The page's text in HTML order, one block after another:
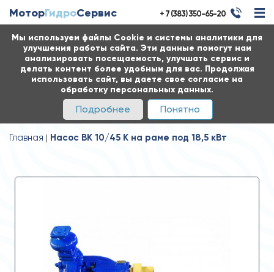
Мы используем файлы Cookie и системы аналитики для
улучшения работы сайта. Эти данные помогут нам
анализировать посещаемость, улучшать сервис и
делать контент более удобным для вас. Продолжая
использовать сайт, вы даете свое согласие на
обработку персональных данных.
Подробнее Понятно
МоторГидроСервис + 7 (383) 350-65-20
Главная Насос ВК 10/45 К на раме под 18,5 кВт